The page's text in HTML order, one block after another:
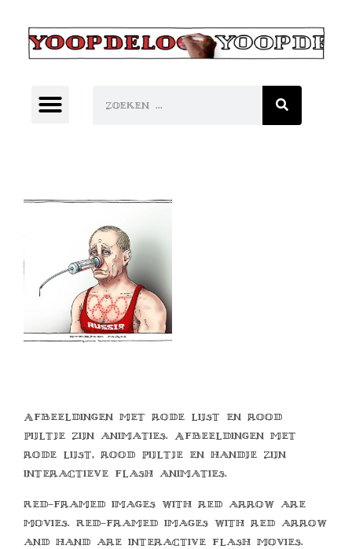
Afbeeldingen met rode lijst en rood
pijltje zijn animaties. Afbeeldingen met
rode lijst, rood pijltje en handje zijn
interactieve flash animaties.
Red-framed images with red arrow are
movies. Red-framed images with red arrow
and hand are interactive flash movies.